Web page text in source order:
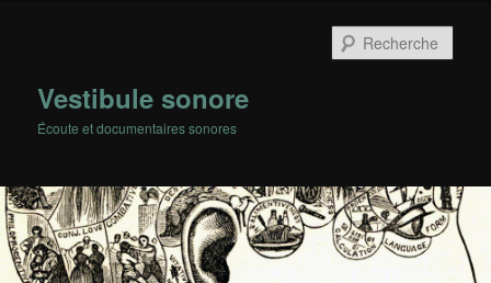
Vestibule sonore
Écoute et documentaires sonores